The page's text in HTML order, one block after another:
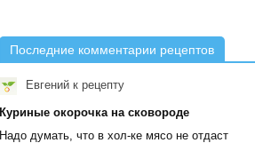
Последние комментарии рецептов
Евгений к рецепту
Куриные окорочка на сковороде
Надо думать, что в хол-ке мясо не отдаст